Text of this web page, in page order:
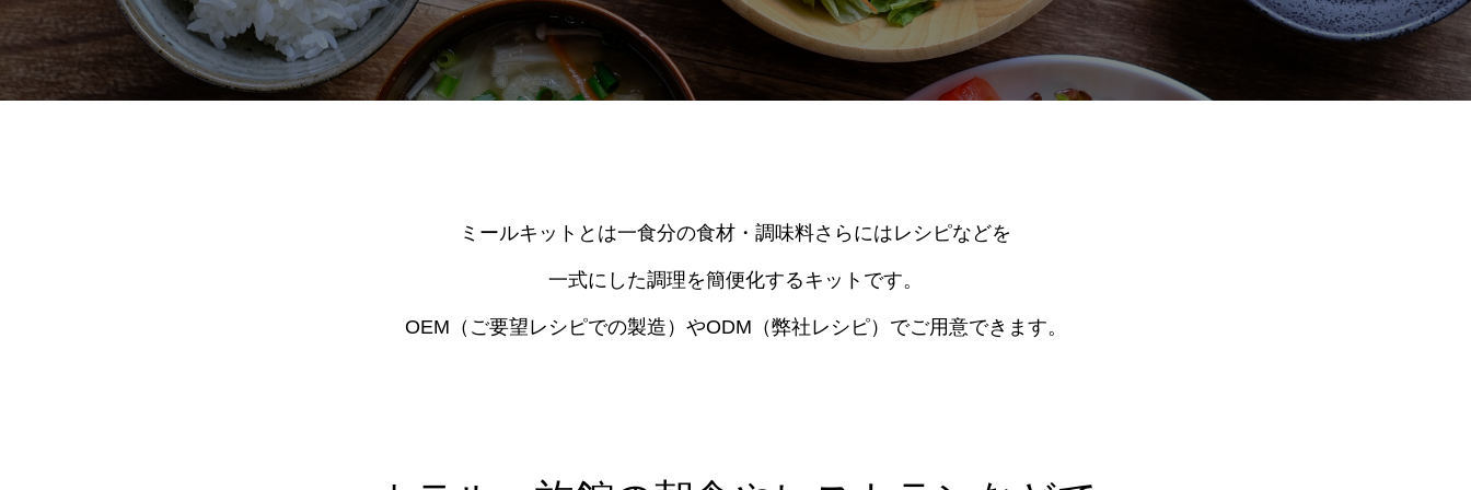
ミールキットとは一食分の食材・調味料さらにはレシピなどを
一式にした調理を簡便化するキットです。
OEM（ご要望レシピでの製造）やODM（弊社レシピ）でご用意できます。